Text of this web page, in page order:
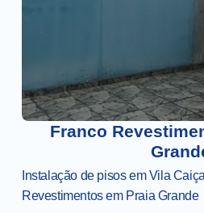
Franco
Instalação de pisos em Vila
Revestimentos em Praia Grande